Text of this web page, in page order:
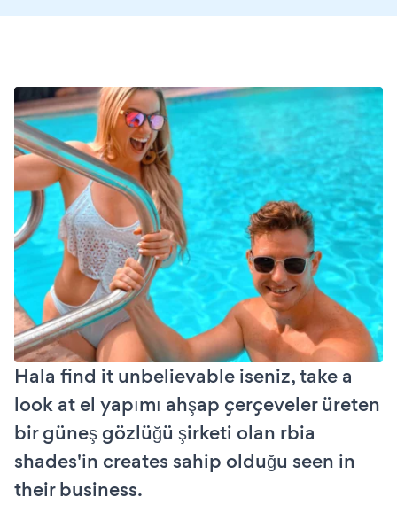
Hala find it unbelievable iseniz, take a
look at el yapımı ahşap çerçeveler üreten
bir güneş gözlüğü şirketi olan rbia
shades'in creates sahip olduğu seen in
their business.